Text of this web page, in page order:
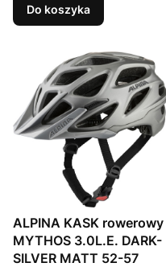
Do koszyka
ALPINA KASK rowerowy
MYTHOS 3.0L.E. DARK-
SILVER MATT 52-57